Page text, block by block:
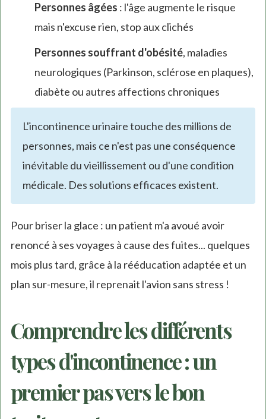
Personnes âgées : l'âge augmente le risque
mais n'excuse rien, stop aux clichés
Personnes souffrant d'obésité, maladies
neurologiques (Parkinson, sclérose en plaques),
diabète ou autres affections chroniques
L'incontinence urinaire touche des millions de
personnes, mais ce n'est pas une conséquence
inévitable du vieillissement ou d'une condition
médicale. Des solutions efficaces existent.
Pour briser la glace : un patient m'a avoué avoir
renoncé à ses voyages à cause des fuites... quelques
mois plus tard, grâce à la rééducation adaptée et un
plan sur-mesure, il reprenait l'avion sans stress !
Comprendre les différents
types d'incontinence : un
premier pas vers le bon